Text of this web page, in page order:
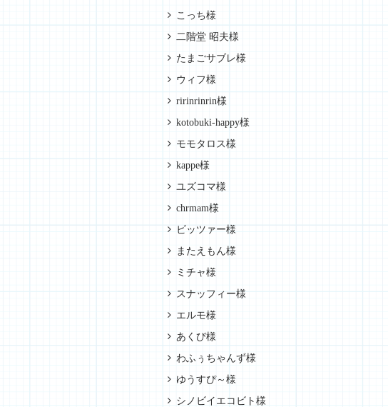
こっち様
二階堂 昭夫様
たまごサブレ様
ウィフ様
ririnrinrin様
kotobuki-happy様
モモタロス様
kappe様
ユズコマ様
chrmam様
ビッツァー様
またえもん様
ミチャ様
スナッフィー様
エルモ様
あくび様
わふぅちゃんず様
ゆうすぴ～様
シノビイエコビト様